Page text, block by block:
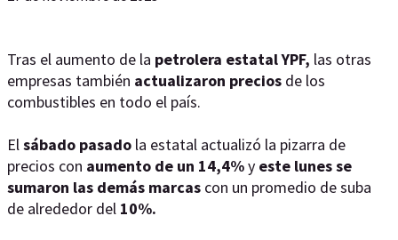
Tras el aumento de la petrolera estatal YPF, las otras
empresas también actualizaron precios de los
combustibles en todo el país.
Elsábado pasado la estatal actualizó la pizarra de
precios con aumento de un 14,4%y este lunes se
sumaron las demás marcas con un promedio de suba
de alrededor del 10%.